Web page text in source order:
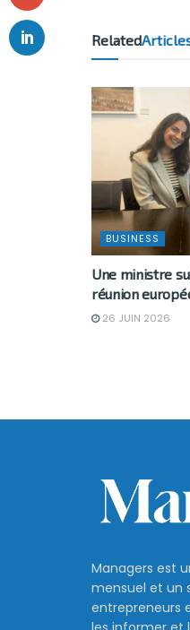
Related
BUSINESS
Une ministre
réunion
26 JUIN 2026
Managers est
mensuel et un
entrepreneurs